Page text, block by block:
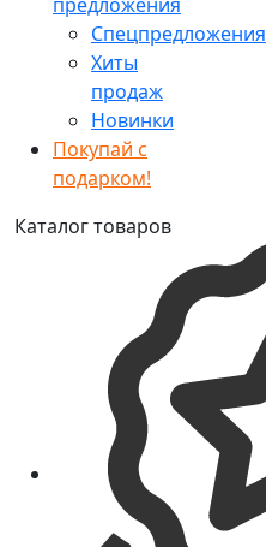
Спецпредложения
Хиты
продаж
Новинки
Покупай с
подарком!
Каталог товаров